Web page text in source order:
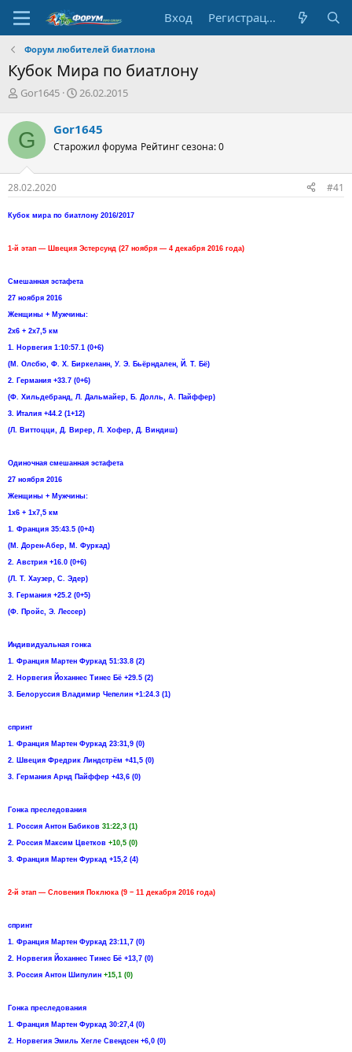
Вход Регистрация
Форум любителей биатлона
Кубок Мира по биатлону
А
т
о
р
т
е
м
Gor1645
Д
а
н
ч
а
26.02.2015
G Gor1645
Старожил форума Рейтинг сезона: 0
28.02.2020 #41
Кубок мира по биатлону 2016/2017
1-й этап — Швеция Эстерсунд (27 ноября — 4 декабря 2016 года)
Смешанная эстафета
27 ноября 2016
Женщины + Мужчины:
2х6 + 2х7,5 км
1. Норвегия 1:10:57.1 (0+6)
(М. Олсбю, Ф. Х. Биркеланн, У. Э. Бьёрндален, Й. Т. Бё)
2. Германия +33.7 (0+6)
(Ф. Хильдебранд, Л. Дальмайер, Б. Долль, А. Пайффер)
3. Италия +44.2 (1+12)
(Л. Виттоцци, Д. Вирер, Л. Хофер, Д. Виндиш)
Одиночная смешанная эстафета
27 ноября 2016
Женщины + Мужчины:
1х6 + 1х7,5 км
1. Франция 35:43.5 (0+4)
(М. Дорен-Абер, М. Фуркад)
2. Австрия +16.0 (0+6)
(Л. Т. Хаузер, С. Эдер)
3. Германия +25.2 (0+5)
(Ф. Пройс, Э. Лессер)
Индивидуальная гонка
1. Франция Мартен Фуркад 51:33.8 (2)
2. Норвегия Йоханнес Тинес Бё +29.5 (2)
3. Белоруссия Владимир Чепелин +1:24.3 (1)
спринт
1. Франция Мартен Фуркад 23:31,9 (0)
2. Швеция Фредрик Линдстрём +41,5 (0)
3. Германия Арнд Пайффер +43,6 (0)
Гонка преследования
1. Россия Антон Бабиков 31:22,3 (1)
2. Россия Максим Цветков +10,5 (0)
3. Франция Мартен Фуркад +15,2 (4)
2-й этап — Словения Поклюка (9 − 11 декабря 2016 года)
спринт
1. Франция Мартен Фуркад 23:11,7 (0)
2. Норвегия Йоханнес Тинес Бё +13,7 (0)
3. Россия Антон Шипулин +15,1 (0)
Гонка преследования
1. Франция Мартен Фуркад 30:27,4 (0)
2. Норвегия Эмиль Хегле Свендсен +6,0 (0)